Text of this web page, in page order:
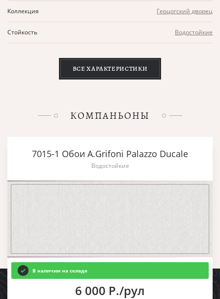
Коллекция Герцогский дворец
Стойкость Водостойкие
ВСЕ ХАРАКТЕРИСТИКИ
КОМПАНЬОНЫ
7015-1 Обои A.Grifoni Palazzo Ducale
Водостойкие
В наличии на складе
6 000 Р./рул